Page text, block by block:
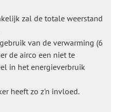
zal de totale weerstand
van de verwarming (6
de airco een niet te
in het energieverbruik
heeft zo z'n invloed.